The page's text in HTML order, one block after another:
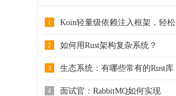
1 Koin轻量级依赖注入框架，轻松
2 如何用Rust架构复杂系统？
3 生态系统：有哪些常有的Rust库
4 面试官：RabbitMQ如何实现